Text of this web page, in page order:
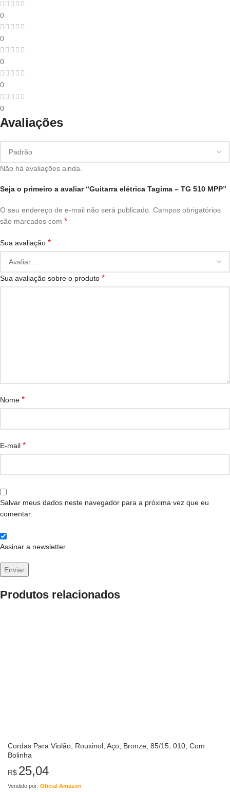
0
0
0
0
0
Avaliações
Não há avaliações ainda.
Seja o primeiro a avaliar “Guitarra elétrica Tagima – TG 510 MPP”
O seu endereço de e-mail não será publicado. Campos obrigatórios
são marcados com *
Sua avaliação *
Sua avaliação sobre o produto *
Nome *
E-mail *
Salvar meus dados neste navegador para a próxima vez que eu
comentar.
Assinar a newsletter
Produtos relacionados
Cordas Para Violão, Rouxinol, Aço, Bronze, 85/15, 010, Com
Bolinha
R$ 25,04
Vendido por: Oficial Amazon